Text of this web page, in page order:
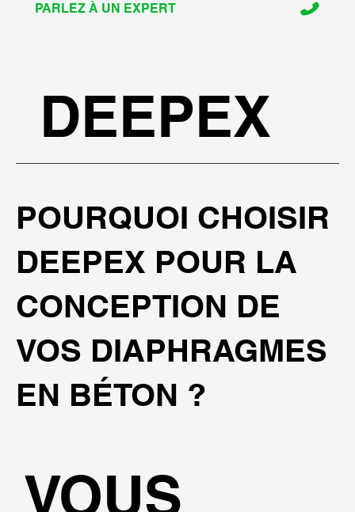
PARLEZ À UN EXPERT
DEEPEX
POURQUOI CHOISIR
DEEPEX POUR LA
CONCEPTION DE
VOS DIAPHRAGMES
EN BÉTON ?
VOUS